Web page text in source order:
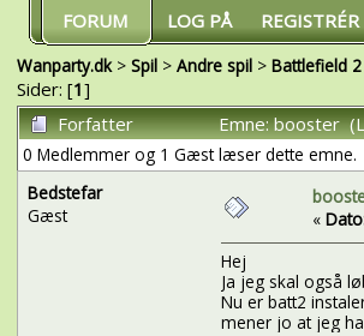
FORUM LOG PÅ REGISTRÉR
Wanparty.dk> Spil> Andre spil> Battlefield 2
Sider: [1]
Forfatter
Emne: booster
0 Medlemmer og 1 Gæst læser dette emne.
Bedstefar
Gæst
«
Hej
Ja jeg skal også
Nu er batt2
mener jo at jeg